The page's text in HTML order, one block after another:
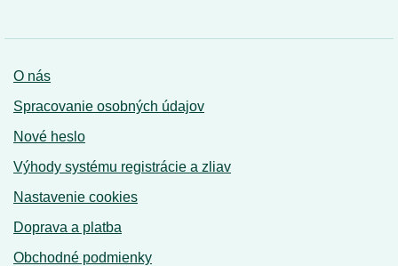
O nás
Spracovanie osobných údajov
Nové heslo
Výhody systému registrácie a zliav
Nastavenie cookies
Doprava a platba
Obchodné podmienky